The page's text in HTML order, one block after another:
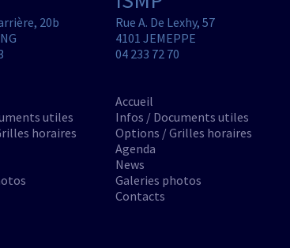
20b
utiles
horaires
Rue A. De Lexhy, 57
4101 JEMEPPE
04 233 72 70
Accueil
Infos / Documents utiles
Options / Grilles horaires
Agenda
News
Galeries photos
Contacts